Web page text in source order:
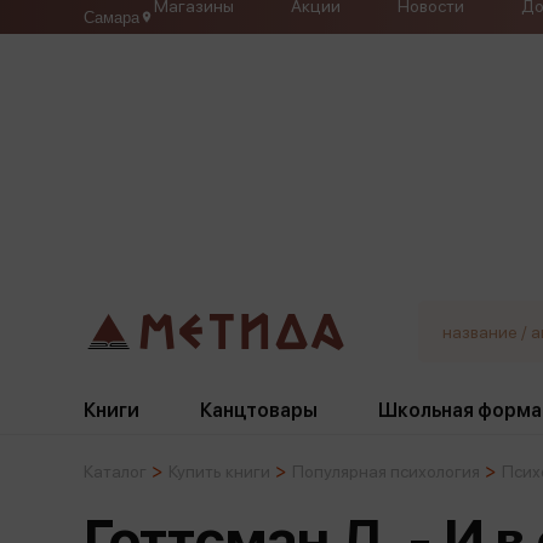
Самара
Магазины Акции Новости
Книги Канцтовары Школьная форма